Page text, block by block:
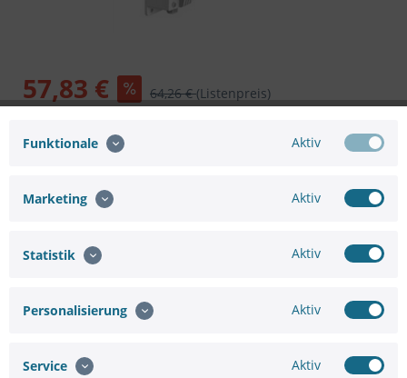
57,83 € 64,26 €(Listenpreis)
Artikel im Zulauf.
Merken Bewerten
Hersteller:
Funktionale Aktiv
Marketing Aktiv
Statistik Aktiv
Personalisierung Aktiv
Service Aktiv